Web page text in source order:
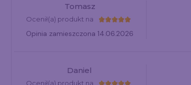
Tomasz
Ocenił(a) produkt na
Opinia zamieszczona 14.06.2026
Daniel
Ocenił(a) produkt na